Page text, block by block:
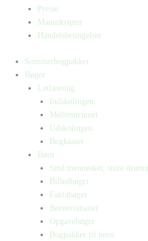
Presse
Manuskripter
Handelsbetingelser
Sommerbogpakker
Bøger
Letlæsning
Indskolingen
Mellemtrinnet
Udskolingen
Bogkasser
Børn
Små mennesker, store
Billedbøger
Faktabøger
Børneromaner
Opgavebøger
Bogpakker til børn